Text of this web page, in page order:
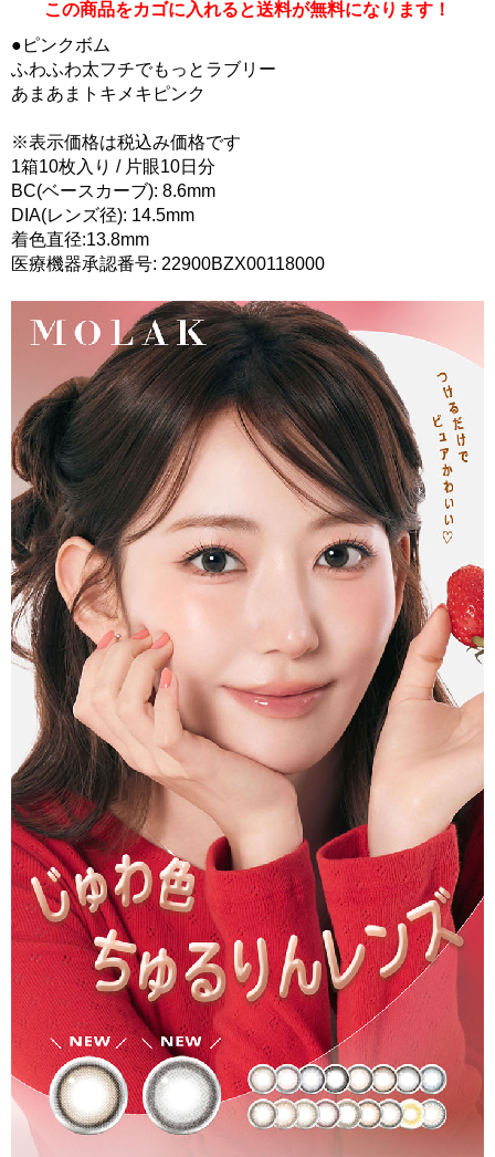
この商品をカゴに入れると送料が無料になります！
●ピンクボム
ふわふわ太フチでもっとラブリー
あまあまトキメキピンク
※表示価格は税込み価格です
1箱10枚入り / 片眼10日分
BC(ベースカーブ): 8.6mm
DIA(レンズ径): 14.5mm
着色直径:13.8mm
医療機器承認番号: 22900BZX00118000